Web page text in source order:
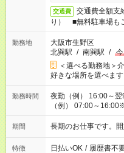
交通費
交通費全額支
り） ■無料駐車場も
勤務地
大阪市生野区
北巽駅 / 南巽駅 /
＜選べる勤務地＞
好きな場所を選べます
勤務時間
夜勤（例） 16:00～
（例） 07:00～
20:00※遅番 ※時間は
あれば調整できます
ください。
期間 長期のお仕事です。
特徴 日払いOK / 履歴書不